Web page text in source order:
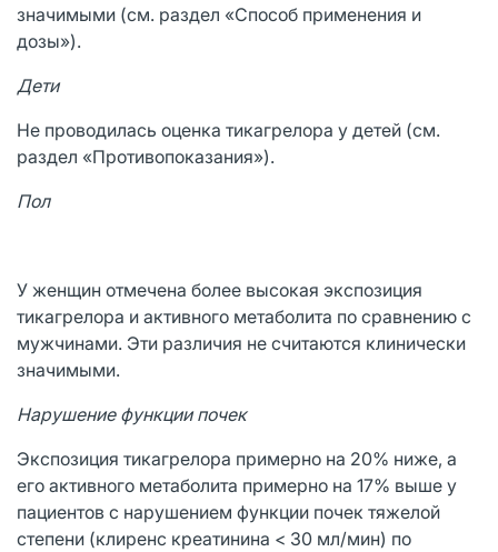
значимыми (см. раздел «Способ применения и
дозы»).
Дети
Не проводилась оценка тикагрелора у детей (см.
раздел «Противопоказания»).
Пол
У женщин отмечена более высокая экспозиция
тикагрелора и активного метаболита по сравнению с
мужчинами. Эти различия не считаются клинически
значимыми.
Нарушение функции почек
Экспозиция тикагрелора примерно на 20% ниже, а
его активного метаболита примерно на 17% выше у
пациентов с нарушением функции почек тяжелой
степени (клиренс креатинина < 30 мл/мин) по